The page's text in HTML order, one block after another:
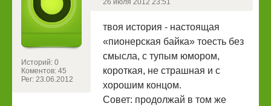
Историй: 0
Коментов: 45
Рег: 23.06.2012
26 июля 2012 23:51
твоя история - настоящая
«пионерская байка» тоесть без
смысла, с тупым юмором,
короткая, не страшная и с
хорошим концом.
Совет: продолжай в том же